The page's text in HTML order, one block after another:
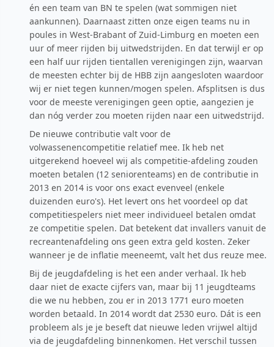
én een team van BN te spelen (wat sommigen niet
aankunnen). Daarnaast zitten onze eigen teams nu in
poules in West-Brabant of Zuid-Limburg en moeten een
uur of meer rijden bij uitwedstrijden. En dat terwijl er op
een half uur rijden tientallen verenigingen zijn, waarvan
de meesten echter bij de HBB zijn aangesloten waardoor
wij er niet tegen kunnen/mogen spelen. Afsplitsen is dus
voor de meeste verenigingen geen optie, aangezien je
dan nóg verder zou moeten rijden naar een uitwedstrijd.
De nieuwe contributie valt voor de
volwassenencompetitie relatief mee. Ik heb net
uitgerekend hoeveel wij als competitie-afdeling zouden
moeten betalen (12 seniorenteams) en de contributie in
2013 en 2014 is voor ons exact evenveel (enkele
duizenden euro's). Het levert ons het voordeel op dat
competitiespelers niet meer individueel betalen omdat
ze competitie spelen. Dat betekent dat invallers vanuit de
recreantenafdeling ons geen extra geld kosten. Zeker
wanneer je de inflatie meeneemt, valt het dus reuze mee.
Bij de jeugdafdeling is het een ander verhaal. Ik heb
daar niet de exacte cijfers van, maar bij 11 jeugdteams
die we nu hebben, zou er in 2013 1771 euro moeten
worden betaald. In 2014 wordt dat 2530 euro. Dát is een
probleem als je je beseft dat nieuwe leden vrijwel altijd
via de jeugdafdeling binnenkomen. Het verschil tussen